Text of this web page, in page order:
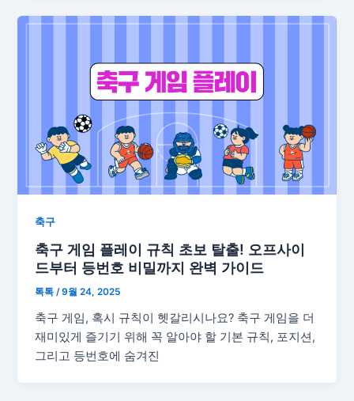
축구
축구 게임 플레이 규칙 초보 탈출! 오프사이
드부터 등번호 비밀까지 완벽 가이드
톡톡 /9월 24, 2025
축구 게임, 혹시 규칙이 헷갈리시나요? 축구 게임을 더
재미있게 즐기기 위해 꼭 알아야 할 기본 규칙, 포지션,
그리고 등번호에 숨겨진